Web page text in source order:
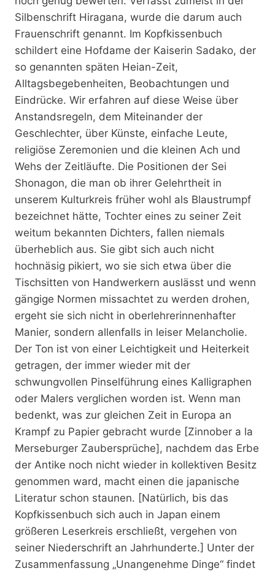
Silbenschrift Hiragana, wurde die darum auch
Frauenschrift genannt. Im Kopfkissenbuch
schildert eine Hofdame der Kaiserin Sadako, der
so genannten späten Heian-Zeit,
Alltagsbegebenheiten, Beobachtungen und
Eindrücke. Wir erfahren auf diese Weise über
Anstandsregeln, dem Miteinander der
Geschlechter, über Künste, einfache Leute,
religiöse Zeremonien und die kleinen Ach und
Wehs der Zeitläufte. Die Positionen der Sei
Shonagon, die man ob ihrer Gelehrtheit in
unserem Kulturkreis früher wohl als Blaustrumpf
bezeichnet hätte, Tochter eines zu seiner Zeit
weitum bekannten Dichters, fallen niemals
überheblich aus. Sie gibt sich auch nicht
hochnäsig pikiert, wo sie sich etwa über die
Tischsitten von Handwerkern auslässt und wenn
gängige Normen missachtet zu werden drohen,
ergeht sie sich nicht in oberlehrerinnenhafter
Manier, sondern allenfalls in leiser Melancholie.
Der Ton ist von einer Leichtigkeit und Heiterkeit
getragen, der immer wieder mit der
schwungvollen Pinselführung eines Kalligraphen
oder Malers verglichen worden ist. Wenn man
bedenkt, was zur gleichen Zeit in Europa an
Krampf zu Papier gebracht wurde [Zinnober a la
Merseburger Zaubersprüche], nachdem das Erbe
der Antike noch nicht wieder in kollektiven Besitz
genommen ward, macht einen die japanische
Literatur schon staunen. [Natürlich, bis das
Kopfkissenbuch sich auch in Japan einem
größeren Leserkreis erschließt, vergehen von
seiner Niederschrift an Jahrhunderte.] Unter der
Zusammenfassung „Unangenehme Dinge“ findet